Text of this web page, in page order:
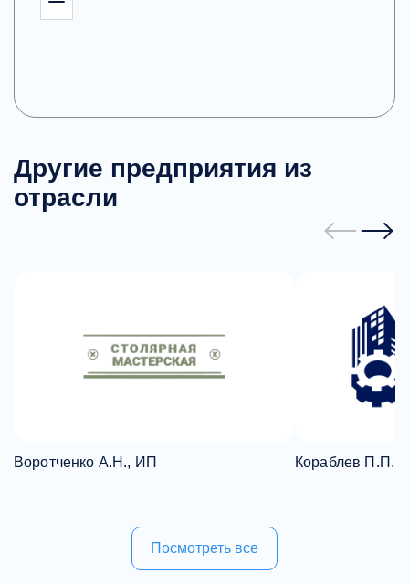
Другие предприятия из
отрасли
Воротченко А.Н., ИП Кораблев П.П.,
Посмотреть все